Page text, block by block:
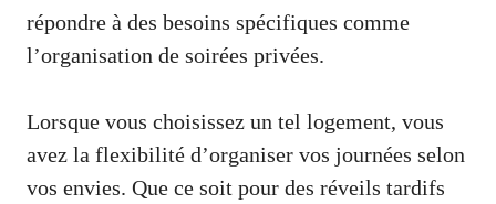
répondre à des besoins spécifiques comme
l’organisation de soirées privées.
Lorsque vous choisissez un tel logement, vous
avez la flexibilité d’organiser vos journées selon
vos envies. Que ce soit pour des réveils tardifs